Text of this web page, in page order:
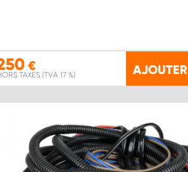
€
TAXES (TVA 17 %) AJOUTER